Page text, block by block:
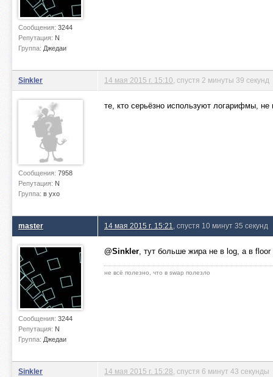
Сообщения: 3244
Репутация: N
Группа: Джедаи
Sinkler
Сообщения: 7958
Репутация: N
Группа: в ухо
14 мая 2015 г. 15:10 , спустя 2 минуты 39 секунд
те, кто серьёзно используют логарифмы, не
master
Сообщения: 3244
Репутация: N
Группа: Джедаи
14 мая 2015 г. 15:21 , спустя 10 минут 35 секунд
@Sinkler, тут больше жира не в log, а в floor
не всё полезно, что в swap полезло
Sinkler 14 мая 2015 г. 15:28 , спустя 6 минут 43 секунды